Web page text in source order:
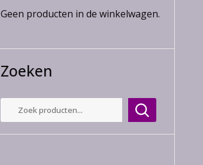
Geen producten in de winkelwagen.
Zoeken